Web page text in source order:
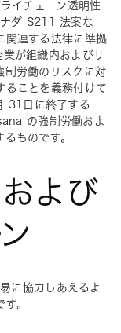
イチェーン透明性
ダ S211 法案な
関連する法律に準拠
業が組織内およびサ
制労働のリスクに対
ることを義務付けて
31日に終了する
の強制労働およ
ものです。
よび
に協力しあえるよ
。